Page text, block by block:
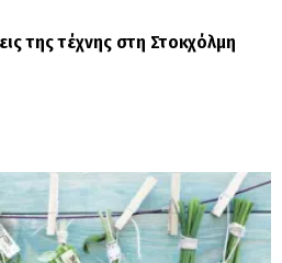
της τέχνης στη Στοκχόλμη